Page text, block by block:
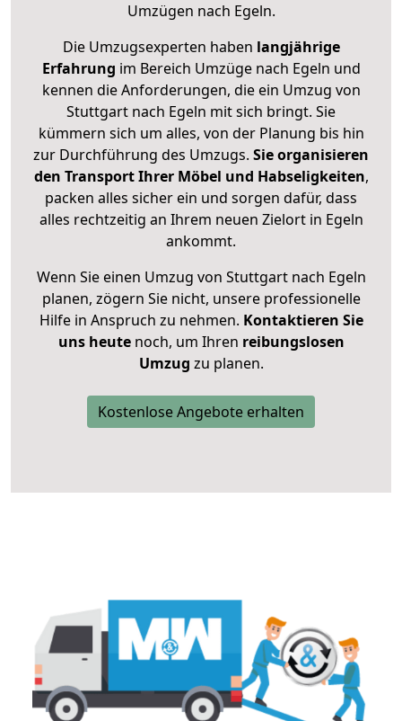
Umzügen nach Egeln.
Die Umzugsexperten haben langjährige
Erfahrung im Bereich Umzüge nach Egeln und
kennen die Anforderungen, die ein Umzug von
Stuttgart nach Egeln mit sich bringt. Sie
kümmern sich um alles, von der Planung bis hin
zur Durchführung des Umzugs. Sie organisieren
den Transport Ihrer Möbel und Habseligkeiten,
packen alles sicher ein und sorgen dafür, dass
alles rechtzeitig an Ihrem neuen Zielort in Egeln
ankommt.
Wenn Sie einen Umzug von Stuttgart nach Egeln
planen, zögern Sie nicht, unsere professionelle
Hilfe in Anspruch zu nehmen. Kontaktieren Sie
uns heutenoch, um Ihren reibungslosen
Umzug zu planen.
Kostenlose Angebote erhalten